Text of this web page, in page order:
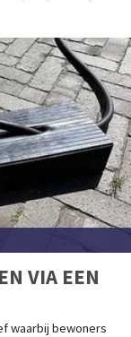
VIA EEN
waarbij bewoners